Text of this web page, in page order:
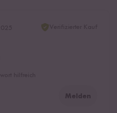
Melden